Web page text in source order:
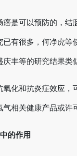
癌是可以预防的，
已有很多，何净虎
庆丰等的研究结果类
氧化和抗炎症效应
相关健康产品或许
的作用